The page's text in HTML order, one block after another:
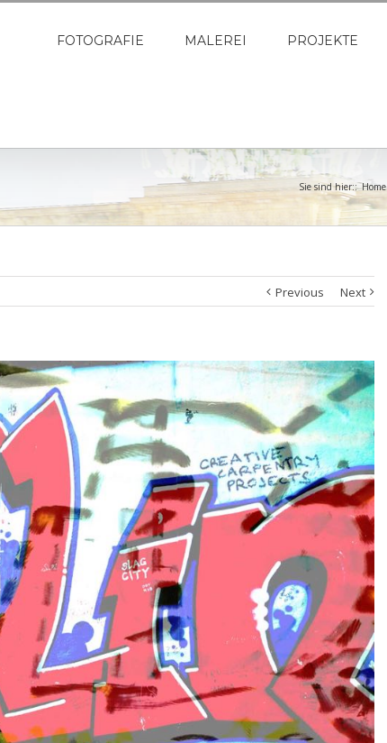
FOTOGRAFIE MALEREI PROJEKTE
Sie sind hier:: Home
Previous Next